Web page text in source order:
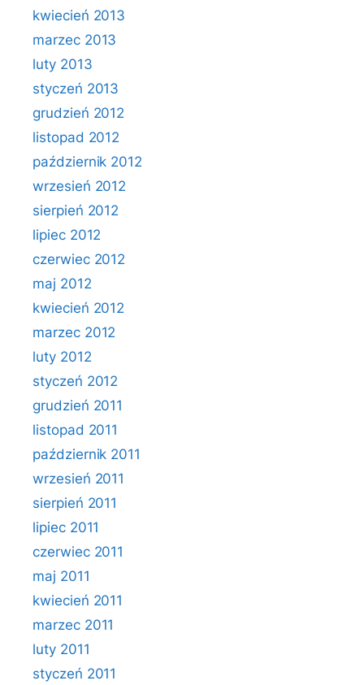
kwiecień 2013
marzec 2013
luty 2013
styczeń 2013
grudzień 2012
listopad 2012
październik 2012
wrzesień 2012
sierpień 2012
lipiec 2012
czerwiec 2012
maj 2012
kwiecień 2012
marzec 2012
luty 2012
styczeń 2012
grudzień 2011
listopad 2011
październik 2011
wrzesień 2011
sierpień 2011
lipiec 2011
czerwiec 2011
maj 2011
kwiecień 2011
marzec 2011
luty 2011
styczeń 2011